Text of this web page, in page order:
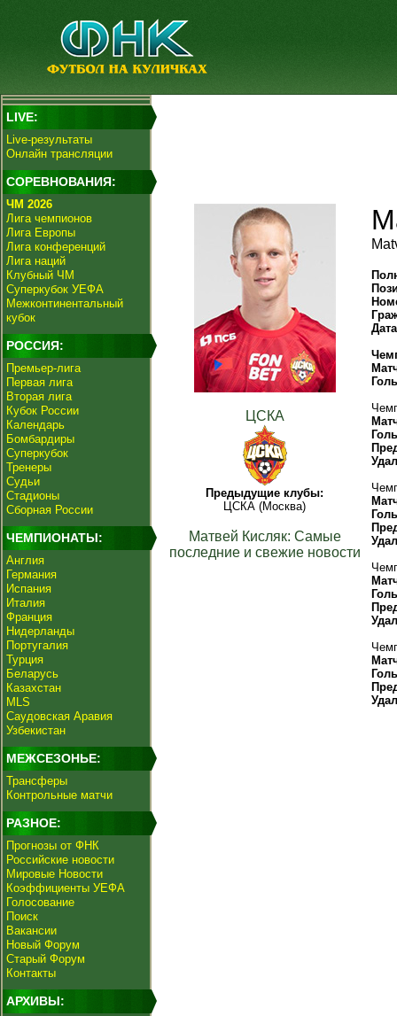
LIVE:
Live-результаты
Онлайн трансляции
СОРЕВНОВАНИЯ:
ЧМ 2026
Лига чемпионов
Лига Европы
Лига конференций
Лига наций
Клубный ЧМ
Суперкубок УЕФА
Межконтинентальный
кубок
РОССИЯ:
Премьер-лига
Первая лига
Вторая лига
Кубок России
Календарь
Бомбардиры
Суперкубок
Тренеры
Судьи
Стадионы
Сборная России
ЧЕМПИОНАТЫ:
Англия
Германия
Испания
Италия
Франция
Нидерланды
Португалия
Турция
Беларусь
Казахстан
MLS
Саудовская Аравия
Узбекистан
МЕЖСЕЗОНЬЕ:
Трансферы
Контрольные матчи
РАЗНОЕ:
Прогнозы от ФНК
Российские новости
Мировые Новости
Коэффициенты УЕФА
Голосование
Поиск
Вакансии
Новый Форум
Старый Форум
Контакты
АРХИВЫ:
ЦСКА
Предыдущие клубы:
ЦСКА (Москва)
Матвей Кисляк: Самые
последние и свежие новости